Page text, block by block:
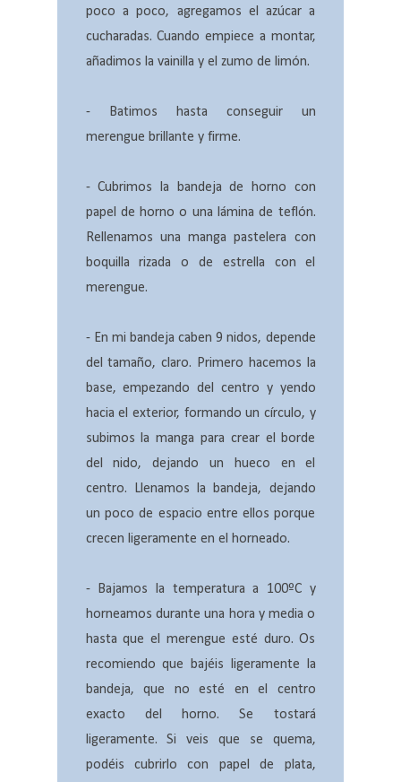
poco a poco, agregamos el azúcar a
cucharadas. Cuando empiece a montar,
añadimos la vainilla y el zumo de limón.
- Batimos hasta conseguir un
merengue brillante y firme.
- Cubrimos la bandeja de horno con
papel de horno o una lámina de teflón.
Rellenamos una manga pastelera con
boquilla rizada o de estrella con el
merengue.
- En mi bandeja caben 9 nidos, depende
del tamaño, claro. Primero hacemos la
base, empezando del centro y yendo
hacia el exterior, formando un círculo, y
subimos la manga para crear el borde
del nido, dejando un hueco en el
centro. Llenamos la bandeja, dejando
un poco de espacio entre ellos porque
crecen ligeramente en el horneado.
- Bajamos la temperatura a 100ºC y
horneamos durante una hora y media o
hasta que el merengue esté duro. Os
recomiendo que bajéis ligeramente la
bandeja, que no esté en el centro
exacto del horno. Se tostará
ligeramente. Si veis que se quema,
podéis cubrirlo con papel de plata,